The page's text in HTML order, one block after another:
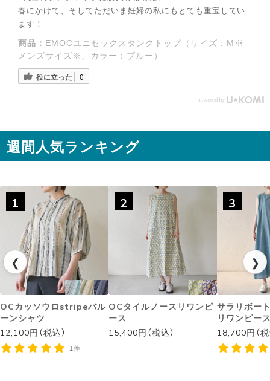
春にかけて、そしてただいま妊婦の私にもとても重宝してい
ます！
商品： EMOCユニセックスタンクトップ（サイズ：M※
メンズサイズ※、カラー：ブルー）
役に立った 0
週間人気ランキング
❮
1
OCカッソウロstripeバル
ーンシャツ
12,100円（税込）
1件
2
OCタイルノースリワンピ
ース
15,400円（税込）
3
サラリボー
リワンピー
18,700円（税
❯